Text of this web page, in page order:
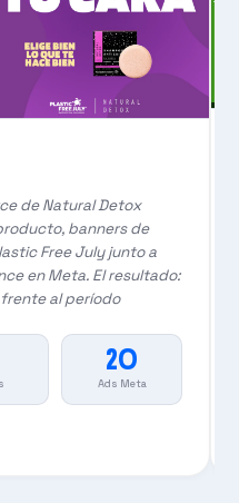
de Natural Detox
banners de
Free July junto a
en Meta. El resultado:
al período
20
Ads Meta